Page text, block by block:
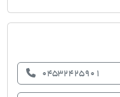
04532425901